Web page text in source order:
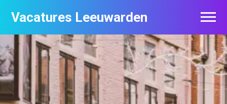
Vacatures Leeuwarden
Vacatures per bedrijf
De populairste vacatures in Leeuwarden
Nieuwsbrief feed